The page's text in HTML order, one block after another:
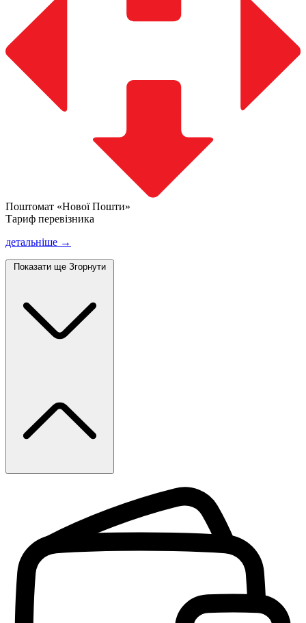
Поштомат «Нової Пошти»
Тариф перевізника
детальніше →
Показати ще Згорнути